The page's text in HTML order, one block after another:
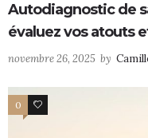
Autodiagnostic de
évaluez vos atouts
novembre 26, 2025 by
0 0